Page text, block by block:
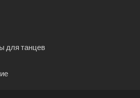
для танцев